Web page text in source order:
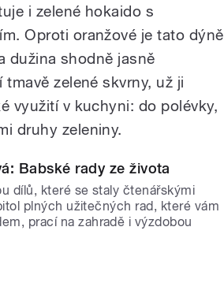
i zelené hokaido s
Oproti oranžové je tato dýně
dužina shodně jasně
zelené skvrny, už ji
využití v kuchyni: do polévky,
druhy zeleniny.
Babské rady ze života
dílů, které se staly čtenářskými
plných užitečných rad, které vám
prací na zahradě i výzdobou